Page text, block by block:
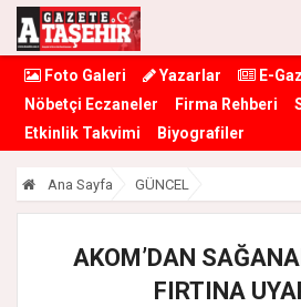
Foto Galeri Yazarlar E-
Nöbetçi Eczaneler
Firma Rehberi
Etkinlik Takvimi
Biyografiler
Ana Sayfa GÜNCEL
AKOM’DAN
FIRTINA